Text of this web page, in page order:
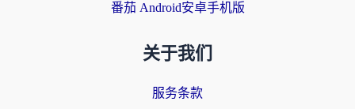
番茄 Android安卓手机版
关于我们
服务条款